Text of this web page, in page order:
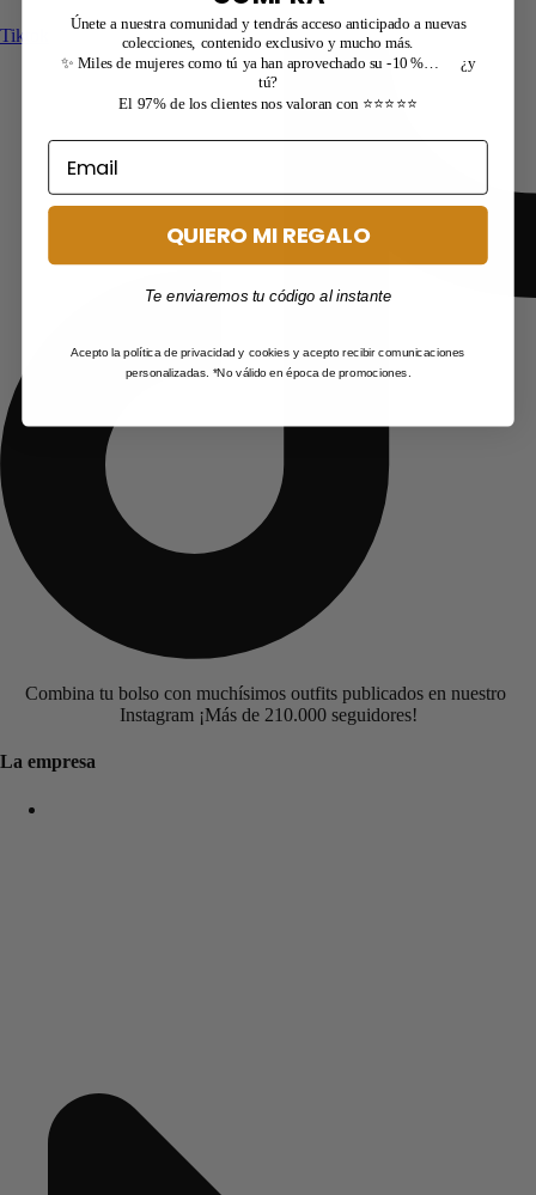
Tiktok
Combina tu bolso con muchísimos outfits publicados en nuestro
Instagram ¡Más de 210.000 seguidores!
La empresa
Únete a nuestra comunidad y tendrás acceso anticipado a nuevas
colecciones, contenido exclusivo y mucho más.
✨ Miles de mujeres como tú ya han aprovechado su -10 %… ¿y
tú?
El 97% de los clientes nos valoran con ⭐⭐⭐⭐⭐
QUIERO MI REGALO
Te enviaremos tu código al instante
Acepto la política de privacidad y cookies y acepto recibir comunicaciones
personalizadas. *No válido en época de promociones.